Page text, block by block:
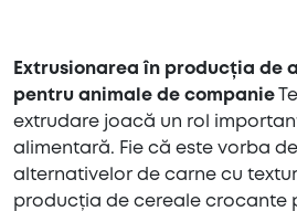
Extrusionarea în producția de
pentru animale de companie
extrudare joacă un rol
alimentară. Fie că este vorba
alternativelor de carne cu
producția de cereale crocante